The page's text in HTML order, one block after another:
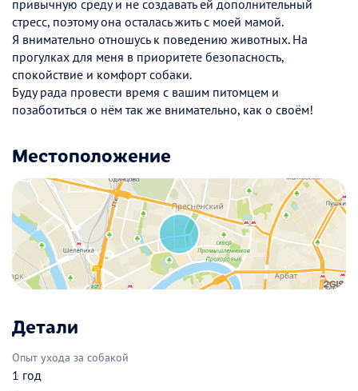
привычную среду и не создавать ей дополнительный
стресс, поэтому она осталась жить с моей мамой.
Я внимательно отношусь к поведению животных. На
прогулках для меня в приоритете безопасность,
спокойствие и комфорт собаки.
Буду рада провести время с вашим питомцем и
позаботиться о нём так же внимательно, как о своём!
Местоположение
Детали
Опыт ухода за собакой
1 год